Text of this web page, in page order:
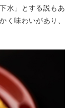
水」とする説もあ
く味わいがあり、